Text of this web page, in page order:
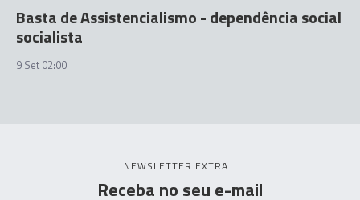
Basta de Assistencialismo - dependência social
socialista
9 Set 02:00
NEWSLETTER EXTRA
Receba no seu e-mail